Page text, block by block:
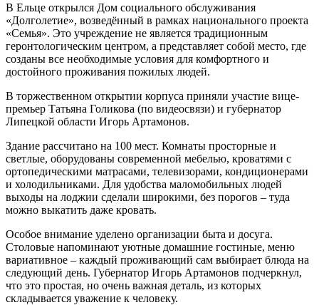
В Ельце открылся Дом социального обслуживания
«Долголетие», возведённый в рамках национального проекта
«Семья». Это учреждение не является традиционным
геронтологическим центром, а представляет собой место, где
созданы все необходимые условия для комфортного и
достойного проживания пожилых людей.
В торжественном открытии корпуса приняли участие вице-
премьер Татьяна Голикова (по видеосвязи) и губернатор
Липецкой области Игорь Артамонов.
Здание рассчитано на 100 мест. Комнаты просторные и
светлые, оборудованы современной мебелью, кроватями с
ортопедическими матрасами, телевизорами, кондиционерами
и холодильниками. Для удобства маломобильных людей
выходы на лоджии сделали широкими, без порогов – туда
можно выкатить даже кровать.
Особое внимание уделено организации быта и досуга.
Столовые напоминают уютные домашние гостиные, меню
вариативное – каждый проживающий сам выбирает блюда на
следующий день. Губернатор Игорь Артамонов подчеркнул,
что это простая, но очень важная деталь, из которых
складывается уважение к человеку.